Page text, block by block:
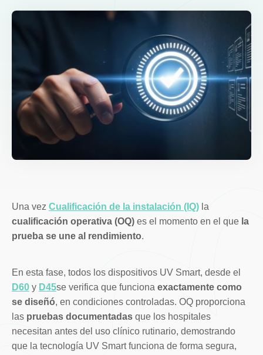
Una vez Cualificación de la instalación (IQ)la
cualificación operativa (OQ)es el momento en el que la
prueba se une al rendimiento.
En esta fase, todos los dispositivos UV Smart, desde el
D60y D45se verifica que funciona exactamente como
se diseñó, en condiciones controladas. OQ proporciona
las pruebas documentadasque los hospitales
necesitan antes del uso clínico rutinario, demostrando
que la tecnología UV Smart funciona de forma segura,